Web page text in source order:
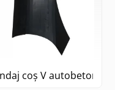
coș V